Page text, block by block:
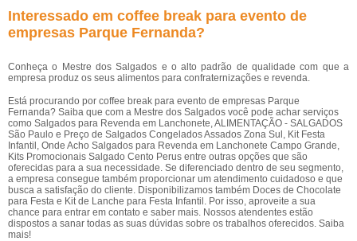
Interessado em coffee break para evento de
empresas Parque Fernanda?
Conheça o Mestre dos Salgados e o alto padrão de qualidade com que a
empresa produz os seus alimentos para confraternizações e revenda.
Está procurando por coffee break para evento de empresas Parque
Fernanda? Saiba que com a Mestre dos Salgados você pode achar serviços
como Salgados para Revenda em Lanchonete, ALIMENTAÇÃO - SALGADOS
São Paulo e Preço de Salgados Congelados Assados Zona Sul, Kit Festa
Infantil, Onde Acho Salgados para Revenda em Lanchonete Campo Grande,
Kits Promocionais Salgado Cento Perus entre outras opções que são
oferecidas para a sua necessidade. Se diferenciado dentro de seu segmento,
a empresa consegue também proporcionar um atendimento cuidadoso e que
busca a satisfação do cliente. Disponibilizamos também Doces de Chocolate
para Festa e Kit de Lanche para Festa Infantil. Por isso, aproveite a sua
chance para entrar em contato e saber mais. Nossos atendentes estão
dispostos a sanar todas as suas dúvidas sobre os trabalhos oferecidos. Saiba
mais!